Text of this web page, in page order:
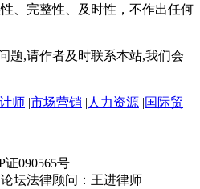
、完整性、及时性，不作出任何
题,请作者及时联系本站,我们会
师 |市场营销 | 人力资源 |国际贸
090565号
坛法律顾问：王进律师